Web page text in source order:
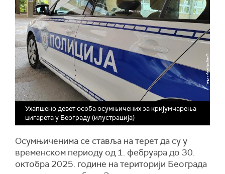
Ухапшено девет особа осумњичених за кријумчарења
цигарета у Београду (илустрација)
Осумњиченима се ставља на терет да су у
временском периоду од 1. фебруара до 30.
октобра 2025. године на територији Београда